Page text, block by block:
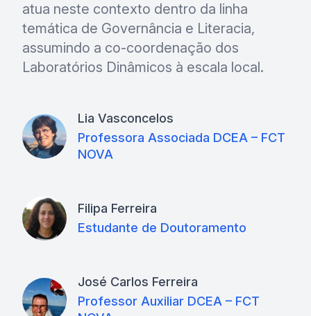
atua neste contexto dentro da linha
temática de Governância e Literacia,
assumindo a co-coordenação dos
Laboratórios Dinâmicos à escala local.
Lia Vasconcelos
Professora Associada DCEA – FCT
NOVA
Filipa Ferreira
Estudante de Doutoramento
José Carlos Ferreira
Professor Auxiliar DCEA – FCT